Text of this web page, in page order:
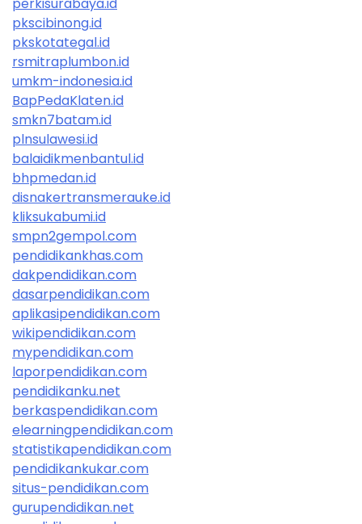
pkscibinong.id
pkskotategal.id
rsmitraplumbon.id
umkm-indonesia.id
BapPedaKlaten.id
smkn7batam.id
plnsulawesi.id
balaidikmenbantul.id
bhpmedan.id
disnakertransmerauke.id
kliksukabumi.id
smpn2gempol.com
pendidikankhas.com
dakpendidikan.com
dasarpendidikan.com
aplikasipendidikan.com
wikipendidikan.com
mypendidikan.com
laporpendidikan.com
pendidikanku.net
berkaspendidikan.com
elearningpendidikan.com
statistikapendidikan.com
pendidikankukar.com
situs-pendidikan.com
gurupendidikan.net